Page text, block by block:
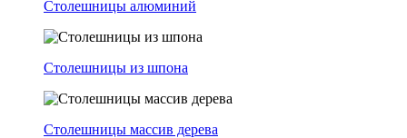
Столешницы алюминий
Столешницы из шпона
Столешницы массив дерева